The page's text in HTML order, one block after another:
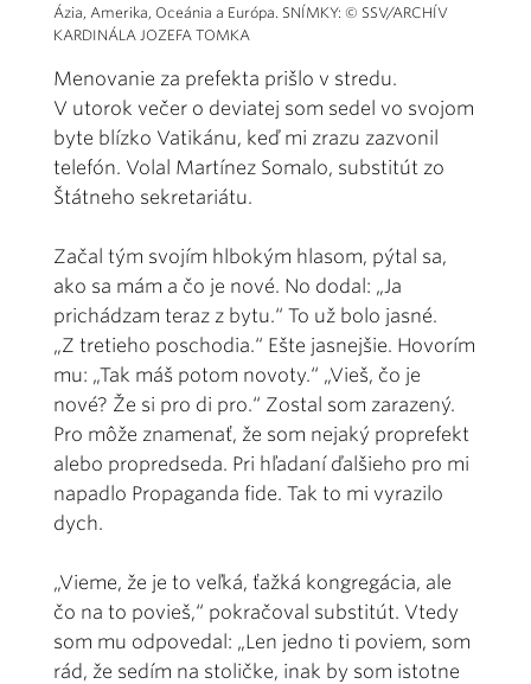
Ázia, Amerika, Oceánia a Európa. SNÍMKY: © SSV/ARCHÍV
KARDINÁLA JOZEFA TOMKA
Menovanie za prefekta prišlo v stredu.
V utorok večer o deviatej som sedel vo svojom
byte blízko Vatikánu, keď mi zrazu zazvonil
telefón. Volal Martínez Somalo, substitút zo
Štátneho sekretariátu.
Začal tým svojím hlbokým hlasom, pýtal sa,
ako sa mám a čo je nové. No dodal: „Ja
prichádzam teraz z bytu.“ To už bolo jasné.
„Z tretieho poschodia.“ Ešte jasnejšie. Hovorím
mu: „Tak máš potom novoty.“ „Vieš, čo je
nové? Že si pro di pro.“ Zostal som zarazený.
Pro môže znamenať, že som nejaký proprefekt
alebo propredseda. Pri hľadaní ďalšieho pro mi
napadlo Propaganda fide. Tak to mi vyrazilo
dych.
„Vieme, že je to veľká, ťažká kongregácia, ale
čo na to povieš,“ pokračoval substitút. Vtedy
som mu odpovedal: „Len jedno ti poviem, som
rád, že sedím na stoličke, inak by som istotne